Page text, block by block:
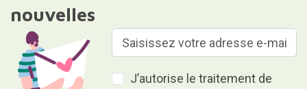
nouvelles
J’autorise le traitement de